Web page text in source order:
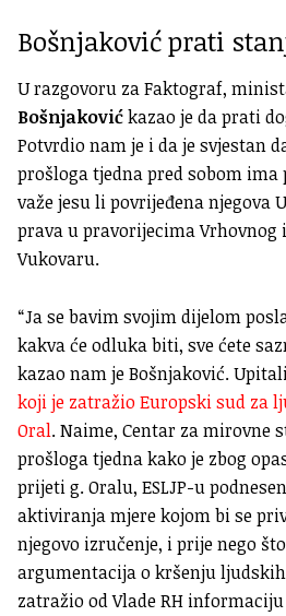
Bošnjaković prati
U razgovoru za Faktograf,
Bošnjakovićkazao je da prati
Potvrdio nam je i da je svjestan
prošloga tjedna pred sobom ima
važe jesu li povrijeđena njegova
prava u pravorijecima Vrhovnog
Vukovaru.
“Ja se bavim svojim dijelom
kakva će odluka biti, sve ćete
kazao nam je Bošnjaković.
koji je zatražio Europski sud za
Oral. Naime, Centar za mirovne
prošloga tjedna kako je zbog
prijeti g. Oralu, ESLJP-u
aktiviranja mjere kojom bi se
njegovo izručenje, i prije nego
argumentacija o kršenju ljudskih
zatražio od Vlade RH